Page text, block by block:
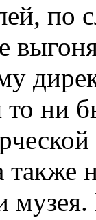
по
то ни
также